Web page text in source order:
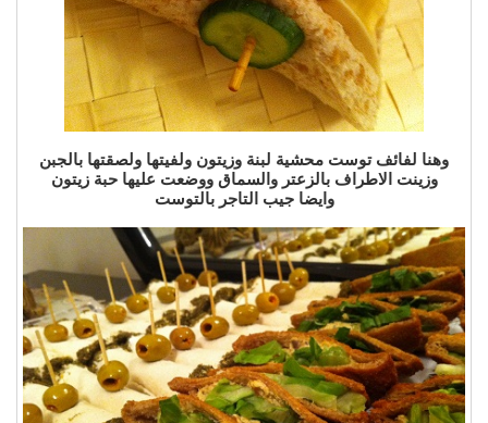
وهنا لفائف توست محشية لبنة وزيتون ولفيتها ولصقتها بالجبن
وزينت الاطراف بالزعتر والسماق ووضعت عليها حبة زيتون
وايضا جيب التاجر بالتوست